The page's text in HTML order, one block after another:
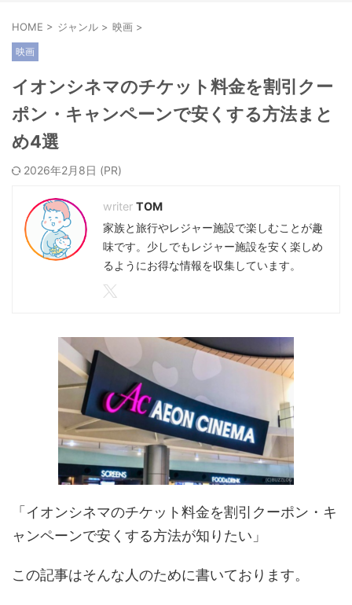
HOME > ジャンル > 映画 >
映画
イオンシネマのチケット料金を割引クー
ポン・キャンペーンで安くする方法まと
め4選
2026年2月8日
TOM
家族と旅行やレジャー施設で楽しむことが趣
味です。少しでもレジャー施設を安く楽しめ
るようにお得な情報を収集しています。
「イオンシネマのチケット料金を割引クーポン・キ
ャンペーンで安くする方法が知りたい」
この記事はそんな人のために書いております。